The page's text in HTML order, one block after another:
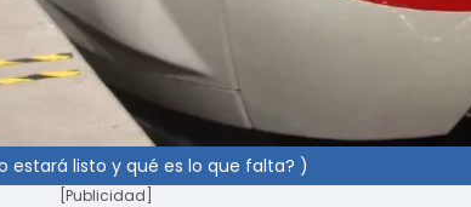
estará listo y qué es lo que falta? )
[Publicidad]